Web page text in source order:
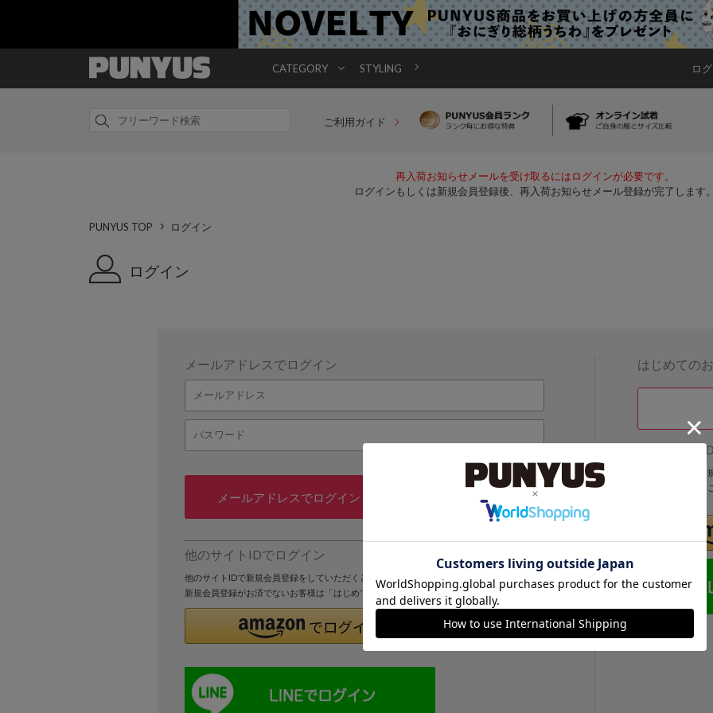
CATEGORY STYLING ロ
ご利用ガイド
再入荷お知らせメールを受け取るにはログインが必要です。
ログインもしくは新規会員登録後、再入荷お知らせメール登録が完了します
PUNYUS TOP ログイン
ログイン
メールアドレスでログイン
メールアドレスでログイン
メールアドレス・パスワードを
他のサイトIDでログイン
他のサイトIDで新規会員登録をしていただくと次回以降、そのIDでログインすることができます。
新規会員登録がお済でないお客様は「はじめてのお客様」より登録をおこなってください。
はじめての
他のサイト
他のサイトIDで
IDでログインする